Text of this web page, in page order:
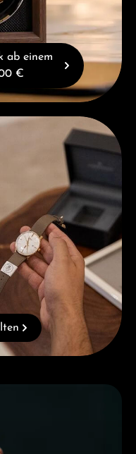
ab einem
€